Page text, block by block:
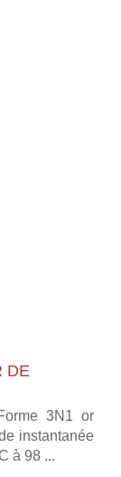
DE
3N1 or
instantanée
à 98 ...